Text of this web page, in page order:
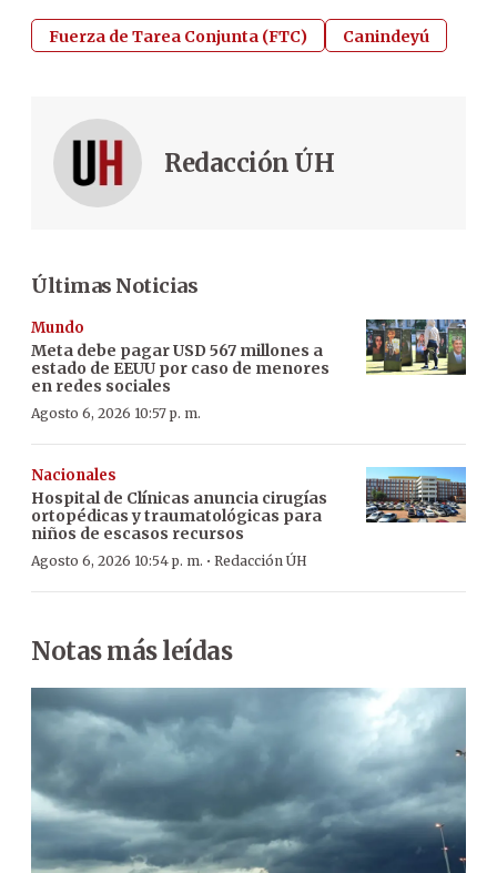
Fuerza de Tarea Conjunta (FTC) Canindeyú
Redacción ÚH
Últimas Noticias
Mundo
Meta debe pagar USD 567 millones a
estado de EEUU por caso de menores
en redes sociales
Agosto 6, 2026 10:57 p. m.
Nacionales
Hospital de Clínicas anuncia cirugías
ortopédicas y traumatológicas para
niños de escasos recursos
Agosto 6, 2026 10:54 p. m. · Redacción ÚH
Notas más leídas